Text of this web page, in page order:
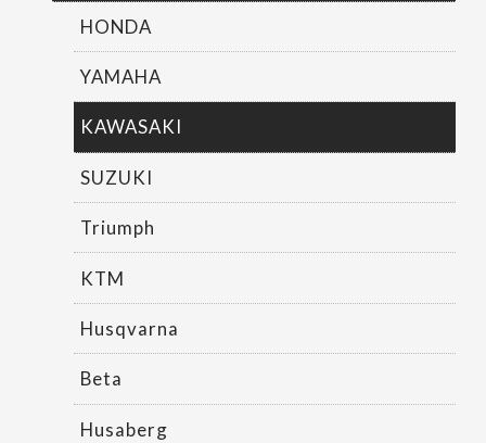
HONDA
YAMAHA
KAWASAKI
SUZUKI
Triumph
KTM
Husqvarna
Beta
Husaberg